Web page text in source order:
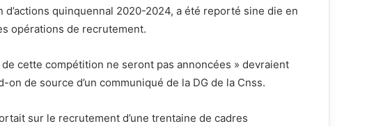
d’actions quinquennal 2020-2024, a été reporté sine die en
opérations de recrutement.
cette compétition ne seront pas annoncées » devraient
de source d’un communiqué de la DG de la Cnss.
sur le recrutement d’une trentaine de cadres